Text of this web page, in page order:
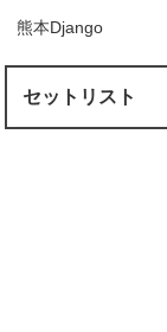
熊本Django
セットリスト